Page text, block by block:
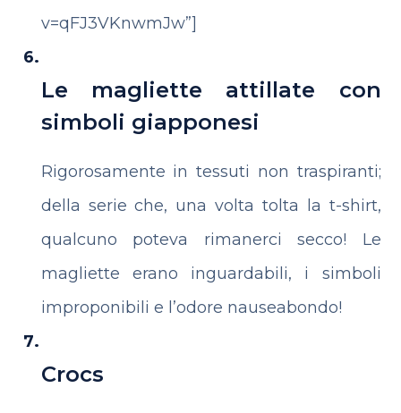
v=qFJ3VKnwmJw”]
Le magliette attillate con
simboli giapponesi
Rigorosamente in tessuti non traspiranti;
della serie che, una volta tolta la t-shirt,
qualcuno poteva rimanerci secco! Le
magliette erano inguardabili, i simboli
improponibili e l’odore nauseabondo!
Crocs